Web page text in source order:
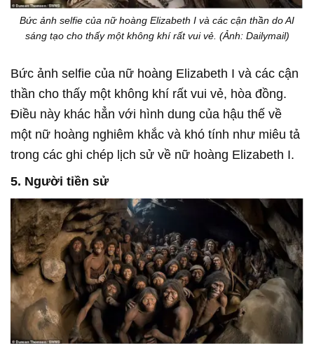
Bức ảnh selfie của nữ hoàng Elizabeth I và các cận thần do AI
sáng tạo cho thấy một không khí rất vui vẻ. (Ảnh: Dailymail)
Bức ảnh selfie của nữ hoàng Elizabeth I và các cận
thần cho thấy một không khí rất vui vẻ, hòa đồng.
Điều này khác hẳn với hình dung của hậu thế về
một nữ hoàng nghiêm khắc và khó tính như miêu tả
trong các ghi chép lịch sử về nữ hoàng Elizabeth I.
5. Người tiền sử